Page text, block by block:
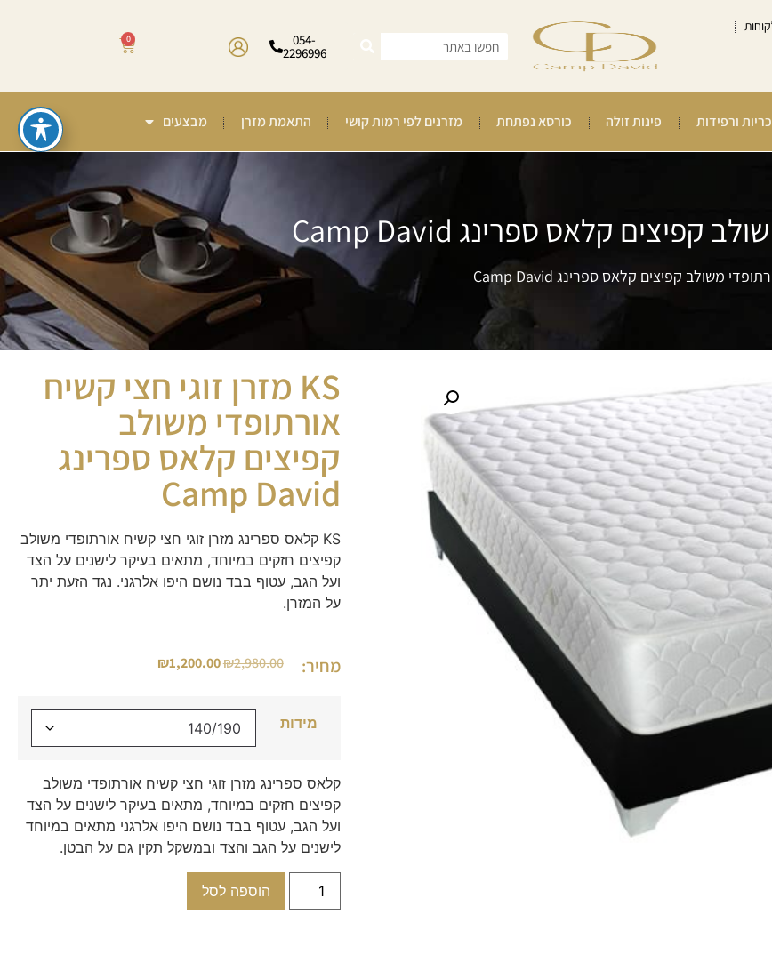
054-
2296996
0
כריות ורפידות פינות זולה כורסא נפתחת מזרנים לפי רמות קושי התאמת מזרן מבצעים
KS מזרן זוגי חצי קשיח
אורתופדי משולב
קפיצים קלאס ספרינג
Camp David
KS קלאס ספרינג מזרן זוגי חצי קשיח אורתופדי משולב
קפיצים חזקים במיוחד, מתאים בעיקר לישנים על הצד
ועל הגב, עטוף בבד נושם היפו אלרגני. נגד הזעת יתר
על המזרן.
מחיר: ₪2,980.00
₪1,200.00
מידות
קלאס ספרינג מזרן זוגי חצי קשיח אורתופדי משולב
קפיצים חזקים במיוחד, מתאים בעיקר לישנים על הצד
ועל הגב, עטוף בבד נושם היפו אלרגני מתאים במיוחד
לישנים על הגב והצד ובמשקל תקין גם על הבטן.
הוספה לסל